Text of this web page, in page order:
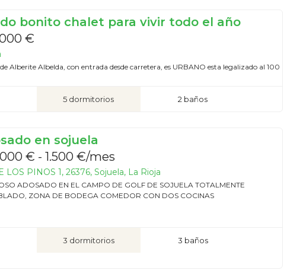
bonito chalet para vivir todo el año
€
Alberite Albelda, con entrada desde carretera, es URBANO esta legalizado al 100
5 dormitorios 2 baños
en sojuela
€ - 1.500 €/mes
LOS PINOS 1, 26376, Sojuela, La Rioja
ADOSADO EN EL CAMPO DE GOLF DE SOJUELA TOTALMENTE
ZONA DE BODEGA COMEDOR CON DOS COCINAS
3 dormitorios 3 baños